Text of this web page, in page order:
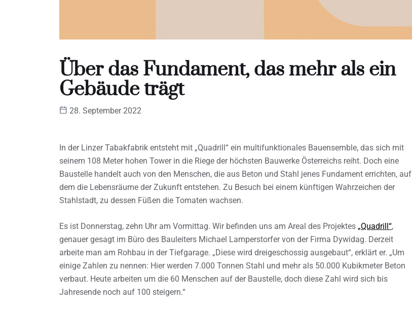
Über das Fundament, das mehr als ein
Gebäude trägt
28. September 2022
In der Linzer Tabakfabrik entsteht mit „Quadrill“ ein multifunktionales Bauensemble, das sich mit
seinem 108 Meter hohen Tower in die Riege der höchsten Bauwerke Österreichs reiht. Doch eine
Baustelle handelt auch von den Menschen, die aus Beton und Stahl jenes Fundament errichten, auf
dem die Lebensräume der Zukunft entstehen. Zu Besuch bei einem künftigen Wahrzeichen der
Stahlstadt, zu dessen Füßen die Tomaten wachsen.
Es ist Donnerstag, zehn Uhr am Vormittag. Wir befinden uns am Areal des Projektes „Quadrill“,
genauer gesagt im Büro des Bauleiters Michael Lamperstorfer von der Firma Dywidag. Derzeit
arbeite man am Rohbau in der Tiefgarage. „Diese wird dreigeschossig ausgebaut“, erklärt er. „Um
einige Zahlen zu nennen: Hier werden 7.000 Tonnen Stahl und mehr als 50.000 Kubikmeter Beton
verbaut. Heute arbeiten um die 60 Menschen auf der Baustelle, doch diese Zahl wird sich bis
Jahresende noch auf 100 steigern.“